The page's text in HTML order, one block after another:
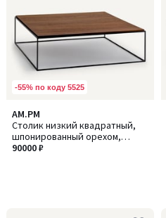
-55% по коду 5525
AM.PM
Столик низкий квадратный,
шпонированный орехом,
формат XL, Nolia / Нолиа
90000 ₽